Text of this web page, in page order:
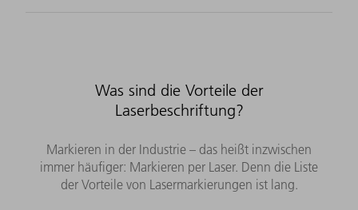
Was sind die Vorteile der
Laserbeschriftung?
Markieren in der Industrie – das heißt inzwischen
immer häufiger: Markieren per Laser. Denn die Liste
der Vorteile von Lasermarkierungen ist lang.